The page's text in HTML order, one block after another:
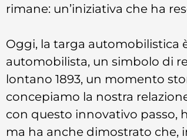
rimane: un’iniziativa che ha
Oggi, la targa automobilistica
automobilista, un simbolo di
lontano 1893, un momento
concepiamo la nostra
con questo innovativo passo,
ma ha anche dimostrato che,